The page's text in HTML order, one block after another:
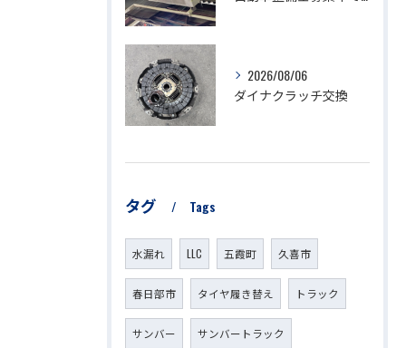
2026/08/06
ダイナクラッチ交換
タグ Tags
水漏れ LLC 五霞町 久喜市
春日部市 タイヤ履き替え トラック
サンバー サンバートラック